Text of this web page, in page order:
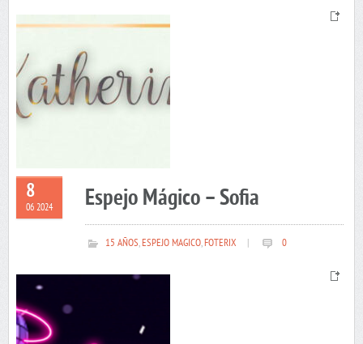
8
06 2024 Espejo Mágico – Sofia
15 AÑOS,ESPEJO MAGICO,FOTERIX 0